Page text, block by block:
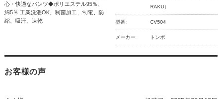
心・快適なパンツ◆ポリエステル95％、
綿5％ 工業洗濯OK、制菌加工、制電、防
縮、吸汗、速乾
RAKU）
型番: CV504
メーカー: トンボ
お客様の声